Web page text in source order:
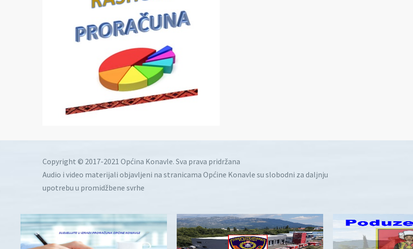
Copyright © 2017-2021 Općina Konavle. Sva prava pridržana
Audio i video materijali objavljeni na stranicama Općine Konavle su slobodni za daljnju
upotrebu u promidžbene svrhe